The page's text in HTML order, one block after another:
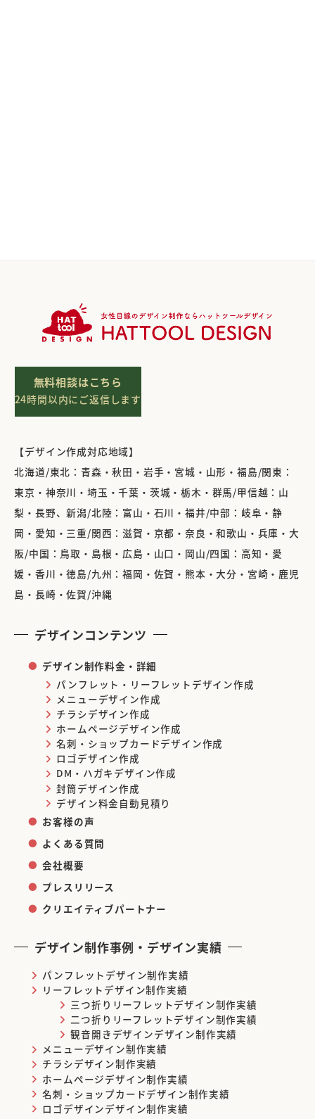
無料相談はこちら
24時間以内にご返信します
【デザイン作成対応地域】
北海道/東北：青森・秋田・岩手・宮城・山形・福島/関東：
東京・神奈川・埼玉・千葉・茨城・栃木・群馬/甲信越：山
梨・長野、新潟/北陸：富山・石川・福井/中部：岐阜・静
岡・愛知・三重/関西：滋賀・京都・奈良・和歌山・兵庫・大
阪/中国：鳥取・島根・広島・山口・岡山/四国：高知・愛
媛・香川・徳島/九州：福岡・佐賀・熊本・大分・宮崎・鹿児
島・長崎・佐賀/沖縄
デザインコンテンツ
デザイン制作料金・詳細
パンフレット・リーフレットデザイン作成
メニューデザイン作成
チラシデザイン作成
ホームページデザイン作成
名刺・ショップカードデザイン作成
ロゴデザイン作成
DM・ハガキデザイン作成
封筒デザイン作成
デザイン料金自動見積り
お客様の声
よくある質問
会社概要
プレスリリース
クリエイティブパートナー
デザイン制作事例・デザイン実績
パンフレットデザイン制作実績
リーフレットデザイン制作実績
三つ折りリーフレットデザイン制作実績
二つ折りリーフレットデザイン制作実績
観音開きデザインデザイン制作実績
メニューデザイン制作実績
チラシデザイン制作実績
ホームページデザイン制作実績
名刺・ショップカードデザイン制作実績
ロゴデザインデザイン制作実績